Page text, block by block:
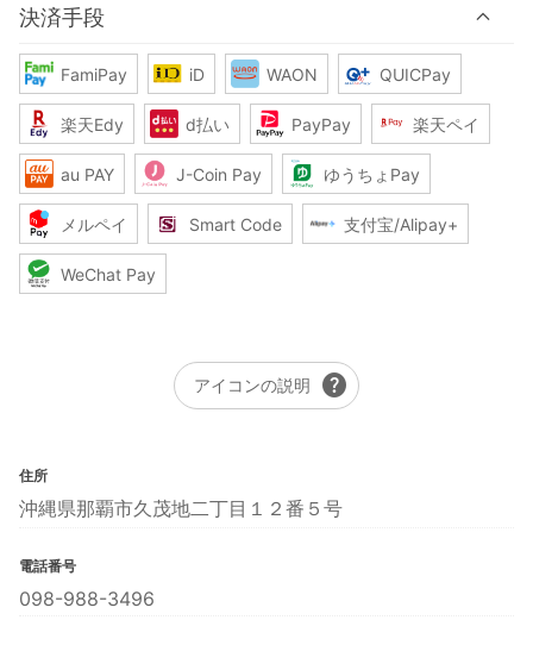
決済手段
FamiPay iD WAON QUICPay
楽天Edy d払い PayPay 楽天ペイ
au PAY J-Coin Pay ゆうちょPay
メルペイ Smart Code 支付宝/Alipay+
WeChat Pay
アイコンの説明 help
住所
沖縄県那覇市久茂地二丁目１２番５号
電話番号
098-988-3496